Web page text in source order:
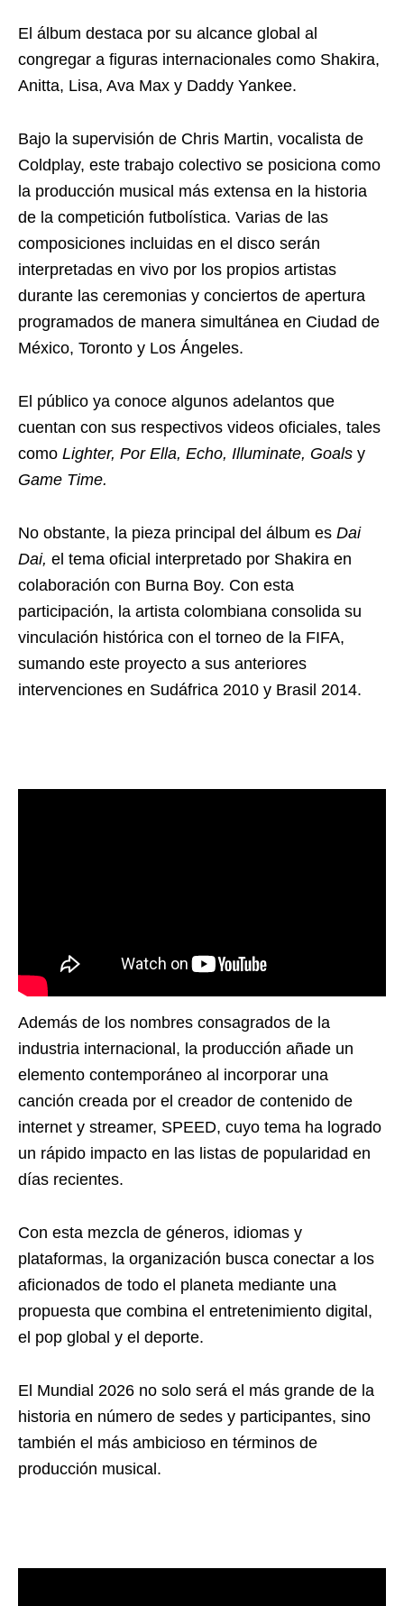
El álbum destaca por su alcance global al
congregar a figuras internacionales como Shakira,
Anitta, Lisa, Ava Max y Daddy Yankee.
Bajo la supervisión de Chris Martin, vocalista de
Coldplay, este trabajo colectivo se posiciona como
la producción musical más extensa en la historia
de la competición futbolística. Varias de las
composiciones incluidas en el disco serán
interpretadas en vivo por los propios artistas
durante las ceremonias y conciertos de apertura
programados de manera simultánea en Ciudad de
México, Toronto y Los Ángeles.
El público ya conoce algunos adelantos que
cuentan con sus respectivos videos oficiales, tales
como Lighter, Por Ella, Echo, Illuminate, Goals y
Game Time.
No obstante, la pieza principal del álbum es Dai
Dai, el tema oficial interpretado por Shakira en
colaboración con Burna Boy. Con esta
participación, la artista colombiana consolida su
vinculación histórica con el torneo de la FIFA,
sumando este proyecto a sus anteriores
intervenciones en Sudáfrica 2010 y Brasil 2014.
Además de los nombres consagrados de la
industria internacional, la producción añade un
elemento contemporáneo al incorporar una
canción creada por el creador de contenido de
internet y streamer, SPEED, cuyo tema ha logrado
un rápido impacto en las listas de popularidad en
días recientes.
Con esta mezcla de géneros, idiomas y
plataformas, la organización busca conectar a los
aficionados de todo el planeta mediante una
propuesta que combina el entretenimiento digital,
el pop global y el deporte.
El Mundial 2026 no solo será el más grande de la
historia en número de sedes y participantes, sino
también el más ambicioso en términos de
producción musical.